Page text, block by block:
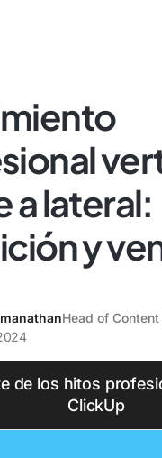
a lateral:
y
Head of Content
de los hitos
ClickUp